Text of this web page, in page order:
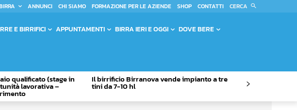
ANNUNCI CHI SIAMO FORMAZIONE PER LE AZIENDE SHOP CONTATTI CERCA
E BIRRIFICI APPUNTAMENTI BIRRA IERI E OGGI DOVE BERE
qualificato (stage in
lavorativa –
Il birrificio Birranova vende impianto a tre
tini da 7-10 hl